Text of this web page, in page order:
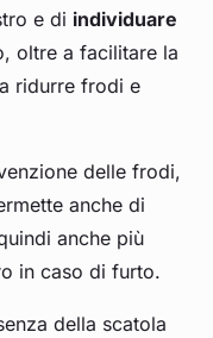
e di individuare
oltre a facilitare la
ridurre frodi e
delle frodi,
anche di
anche più
in caso di furto.
della scatola